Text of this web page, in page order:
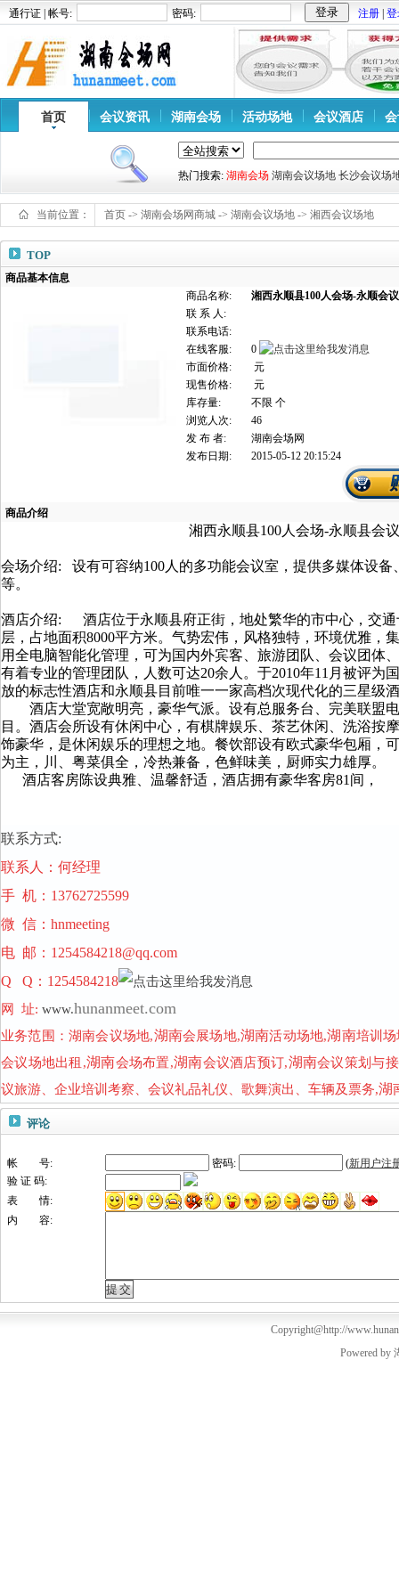
通行证 | 帐号: 密码: 注册
首页 会议资讯 湖南会场 活动场地 会议酒店
热门搜索: 湖南会场 湖南会议场地 长沙会议场
当前位置： 首页 -> 湖南会场网商城 -> 湖南会议场地 -> 湘西会议场地
TOP
商品基本信息
商品名称:
湘西永顺县100人会场-永顺会
联 系 人:
联系电话:
在线客服:
0
市面价格:
元
现售价格:
元
库存量:
不限 个
浏览人次:
46
发 布 者:
湖南会场网
发布日期:
2015-05-12 20:15:24
商品介绍
湘西永顺县100人会场-永顺县会
会场介绍: 设有可容纳100人的多功能会议室，提供多媒体设
等。
酒店介绍: 酒店位于永顺县府正街，地处繁华的市中心，交通
层，占地面积8000平方米。气势宏伟，风格独特，环境优雅，
用全电脑智能化管理，可为国内外宾客、旅游团队、会议团体
有着专业的管理团队，人数可达20余人。于2010年11月被评为
放的标志性酒店和永顺县目前唯一一家高档次现代化的三星级
酒店大堂宽敞明亮，豪华气派。设有总服务台、完美联盟
目。酒店会所设有休闲中心，有棋牌娱乐、茶艺休闲、洗浴按
饰豪华，是休闲娱乐的理想之地。餐饮部设有欧式豪华包厢，
为主，川、粤菜俱全，冷热兼备，色鲜味美，厨师实力雄厚。
酒店客房陈设典雅、温馨舒适，酒店拥有豪华客房81间，
联系方式:
联系人：何经理
手 机：13762725599
微 信：hnmeeting
电 邮： 1254584218@qq.com
Q Q：1254584218
网 址: www.hunanmeet.com
业务范围：湖南会议场地,湖南会展场地,湖南活动场地,湖南培训
会议场地出租,湖南会场布置,湖南会议酒店预订,湖南会议策划与
议旅游、企业培训考察、会议礼品礼仪、歌舞演出、车辆及票务,湖
评论
帐 号: 密码: (新用户注
验 证 码:
表 情:
内 容:
Copyright@http://
Powered by